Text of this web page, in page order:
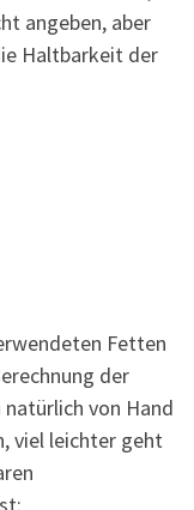
angeben, aber
Haltbarkeit der
Fetten
der
von Hand
viel leichter geht